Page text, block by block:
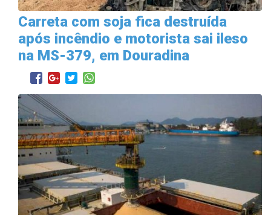
Carreta com soja fica destruída
após incêndio e motorista sai ileso
na MS-379, em Douradina